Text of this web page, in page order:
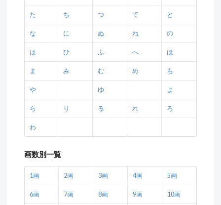
た ち つ て と
な に ぬ ね の
は ひ ふ へ ほ
ま み む め も
や ゆ よ
ら り る れ ろ
わ
画数別一覧
1画 2画 3画 4画 5画
6画 7画 8画 9画 10画